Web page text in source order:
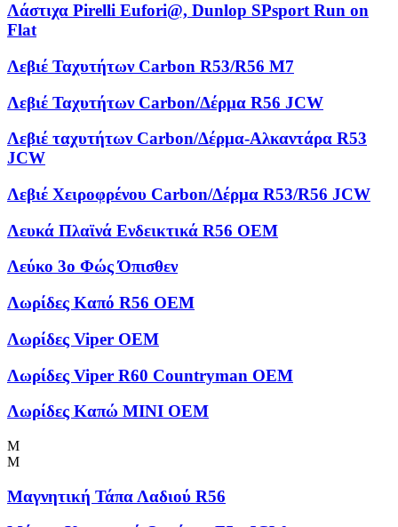
Λάστιχα Pirelli Eufori@, Dunlop SPsport Run on
Flat
Λεβιέ Ταχυτήτων Carbon R53/R56 M7
Λεβιέ Ταχυτήτων Carbon/Δέρμα R56 JCW
Λεβιέ ταχυτήτων Carbon/Δέρμα-Αλκαντάρα R53
JCW
Λεβιέ Χειροφρένου Carbon/Δέρμα R53/R56 JCW
Λευκά Πλαϊνά Ενδεικτικά R56 OEM
Λεύκο 3ο Φώς Όπισθεν
Λωρίδες Kαπό R56 OEM
Λωρίδες Viper OEM
Λωρίδες Viper R60 Countryman OEM
Λωρίδες Καπώ MINI OEM
Μ
Μ
Μαγνητική Τάπα Λαδιού R56